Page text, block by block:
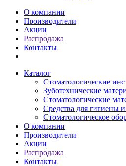
О компании
Производители
Акции
Распродажа
Контакты
Каталог
Стоматологические
Зуботехнические
Стоматологические
Средства для гигиены
Стоматологическое
О компании
Производители
Акции
Распродажа
Контакты